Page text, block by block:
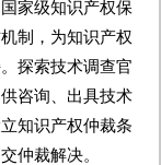
家级知识产权保
制，为知识产权
探索技术调查官
咨询、出具技术
知识产权仲裁条
仲裁解决。